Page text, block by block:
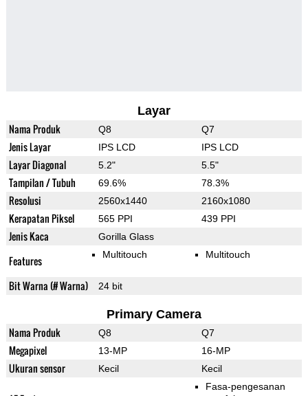
Layar
Nama Produk Q8 Q7
Jenis Layar IPS LCD IPS LCD
Layar Diagonal 5.2" 5.5"
Tampilan / Tubuh 69.6% 78.3%
Resolusi 2560x1440 2160x1080
Kerapatan Piksel 565 PPI 439 PPI
Jenis Kaca Gorilla Glass
Features Multitouch Multitouch
Bit Warna (# Warna) 24 bit
Primary Camera
Nama Produk Q8 Q7
Megapixel 13-MP 16-MP
Ukuran sensor Kecil Kecil
Fasa-pengesanan